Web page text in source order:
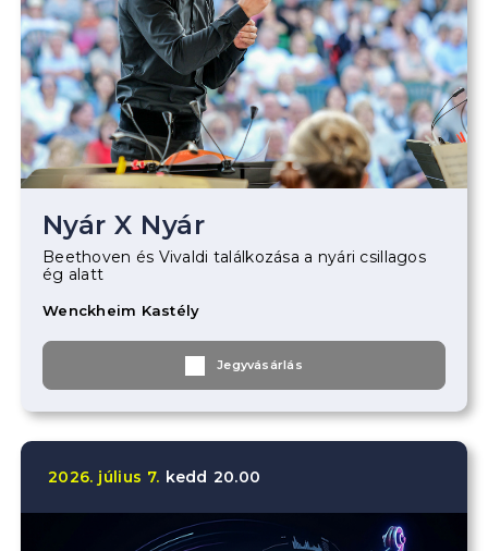
Nyár X Nyár
Beethoven és Vivaldi találkozása a nyári csillagos
ég alatt
Wenckheim Kastély
Jegyvásárlás
2026. július 7. kedd 20.00